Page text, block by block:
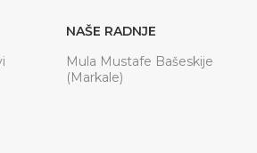
NAŠE RADNJE
Mula Mustafe Bašeskije
(Markale)